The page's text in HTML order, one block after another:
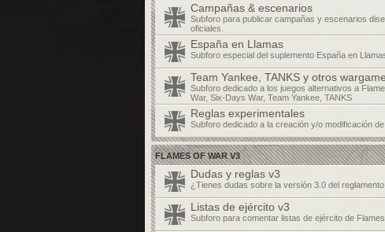
Campañas & escenarios
Subforo para publicar campañas y escenarios
oficiales.
España en Llamas
Subforo especial del suplemento España en
Team Yankee, TANKS y otros
Subforo dedicado a los juegos alternativos a
War, Six-Days War, Team Yankee, TANKS
Reglas experimentales
Subforo dedicado a la creación y/o modificación
FLAMES OF WAR V3
Dudas y reglas v3
¿Tienes dudas sobre la versión 3.0 del
Listas de ejército v3
Subforo para comentar listas de ejército de Flames